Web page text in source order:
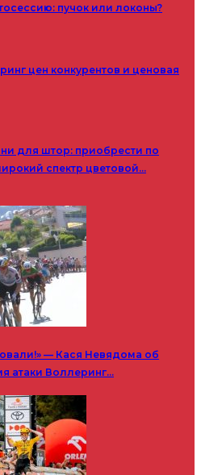
пучок или локоны?
цен конкурентов и ценовая
для штор: приобрести по
спектр цветовой…
— Кася Невядома об
атаки Воллеринг…